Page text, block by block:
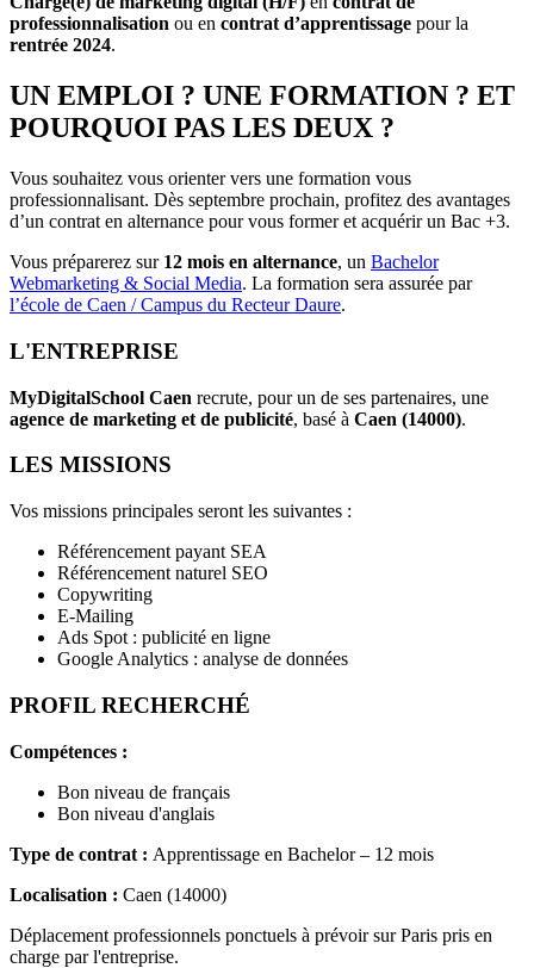
professionnalisation ou en contrat d’apprentissage pour la
rentrée 2024.
UN EMPLOI ? UNE FORMATION ? ET
POURQUOI PAS LES DEUX ?
Vous souhaitez vous orienter vers une formation vous
professionnalisant. Dès septembre prochain, profitez des avantages
d’un contrat en alternance pour vous former et acquérir un Bac +3.
Vous préparerez sur 12 mois en alternance, un Bachelor
Webmarketing & Social Media. La formation sera assurée par
l’école de Caen / Campus du Recteur Daure.
L'ENTREPRISE
MyDigitalSchool Caen recrute, pour un de ses partenaires, une
agence de marketing et de publicité, basé à Caen (14000).
LES MISSIONS
Vos missions principales seront les suivantes :
Référencement payant SEA
Référencement naturel SEO
Copywriting
E-Mailing
Ads Spot : publicité en ligne
Google Analytics : analyse de données
PROFIL RECHERCHÉ
Compétences :
Bon niveau de français
Bon niveau d'anglais
Type de contrat : Apprentissage en Bachelor – 12 mois
Localisation : Caen (14000)
Déplacement professionnels ponctuels à prévoir sur Paris pris en
charge par l'entreprise.